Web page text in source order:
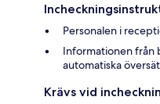
Personalen i
Informationen från
automatiska
Krävs vid